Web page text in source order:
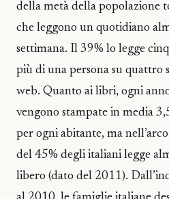
della metà della popolazione
che leggono un quotidiano
settimana. Il 39% lo legge
più di una persona su quattro
web. Quanto ai libri, ogni
vengono stampate in media
per ogni abitante, ma
del 45% degli italiani legge
libero (dato del 2011).